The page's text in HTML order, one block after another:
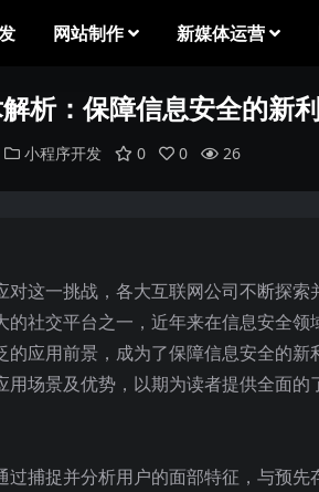
网站制作 新媒体运营
析：保障信息安全的新
小程序开发 0 0 26
这一挑战，各大互联网公司不断探索
社交平台之一，近年来在信息安全领
应用前景，成为了保障信息安全的新
场景及优势，以期为读者提供全面的
捕捉并分析用户的面部特征，与预先